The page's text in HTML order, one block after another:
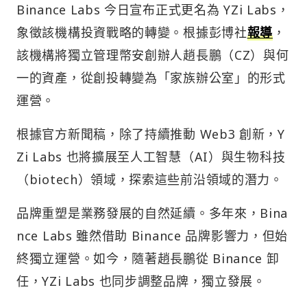
Binance Labs 今日宣布正式更名為 YZi Labs，
象徵該機構投資戰略的轉變。根據彭博社報導 ，
該機構將獨立管理幣安創辦人趙長鵬（CZ）與何
一的資產，從創投轉變為「家族辦公室」的形式
運營。
根據官方新聞稿，除了持續推動 Web3 創新，Y
Zi Labs 也將擴展至人工智慧（AI）與生物科技
（biotech）領域，探索這些前沿領域的潛力。
品牌重塑是業務發展的自然延續。多年來，Bina
nce Labs 雖然借助 Binance 品牌影響力，但始
終獨立運營。如今，隨著趙長鵬從 Binance 卸
任，YZi Labs 也同步調整品牌，獨立發展。